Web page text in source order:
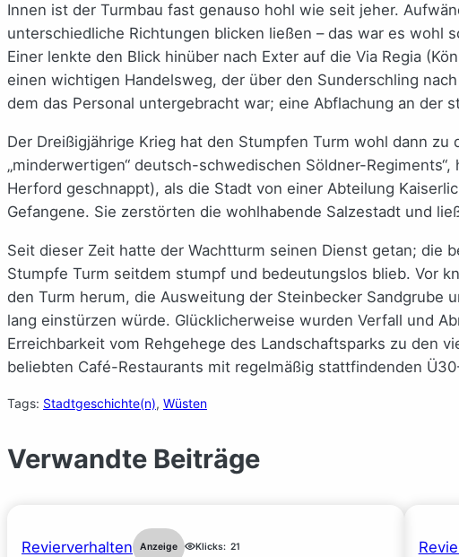
Innen ist der Turmbau fast genauso hohl wie seit jeher.
unterschiedliche Richtungen blicken ließen – das war es wohl
Einer lenkte den Blick hinüber nach Exter auf die Via Regia
einen wichtigen Handelsweg, der über den Sunderschling
dem das Personal untergebracht war; eine Abflachung an der
Der Dreißigjährige Krieg hat den Stumpfen Turm wohl dann
„minderwertigen“ deutsch-schwedischen Söldner-
Herford geschnappt), als die Stadt von einer Abteilung
Gefangene. Sie zerstörten die wohlhabende Salzestadt und
Seit dieser Zeit hatte der Wachtturm seinen Dienst getan; die
Stumpfe Turm seitdem stumpf und bedeutungslos blieb. Vor
den Turm herum, die Ausweitung der Steinbecker Sandgrube
lang einstürzen würde. Glücklicherweise wurden Verfall und
Erreichbarkeit vom Rehgehege des Landschaftsparks zu den
beliebten Café-Restaurants mit regelmäßig stattfindenden
Tags: Stadtgeschichte(n), Wüsten
Verwandte Beiträge
Revierverhalten Anzeige Klicks: 21